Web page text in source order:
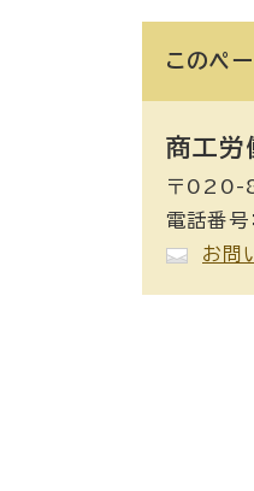
このペ
商工労
〒020-
電話番
お問